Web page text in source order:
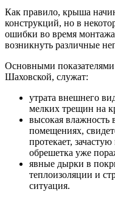
Как правило, крыша
конструкций, но в
ошибки во время
возникнуть различные
Основными показателями
Шаховской, служат:
утрата внешнего
мелких трещин на
высокая влажность
помещениях,
протекает,
обрешетка уже
явные дырки в
теплоизоляции и
ситуация.